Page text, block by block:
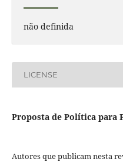
não definida
LICENSE
Proposta de Política para
Autores que publicam nesta